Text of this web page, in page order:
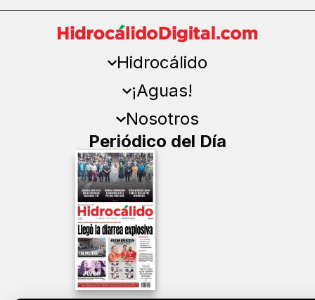
Hidrocálido
¡Aguas!
Nosotros
Periódico del Día